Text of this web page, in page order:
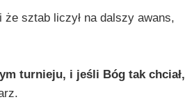
że sztab liczył na dalszy awans,
turnieju, i jeśli Bóg tak chciał,